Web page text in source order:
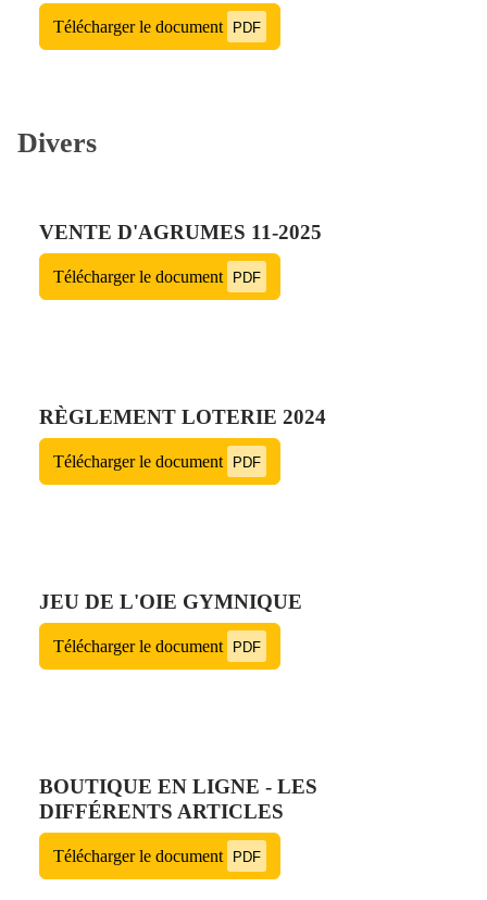
Télécharger le document PDF
Divers
VENTE D'AGRUMES 11-2025
Télécharger le document PDF
RÈGLEMENT LOTERIE 2024
Télécharger le document PDF
JEU DE L'OIE GYMNIQUE
Télécharger le document PDF
BOUTIQUE EN LIGNE - LES
DIFFÉRENTS ARTICLES
Télécharger le document PDF